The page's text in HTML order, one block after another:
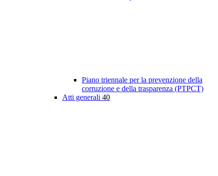
Piano triennale per la prevenzione della
corruzione e della trasparenza (PTPCT)
Atti generali 40